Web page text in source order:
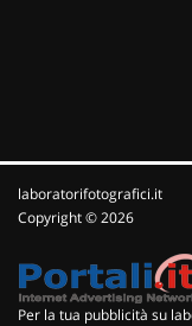
laboratorifotografici.it
Copyright © 2026
Per la tua pubblicità su